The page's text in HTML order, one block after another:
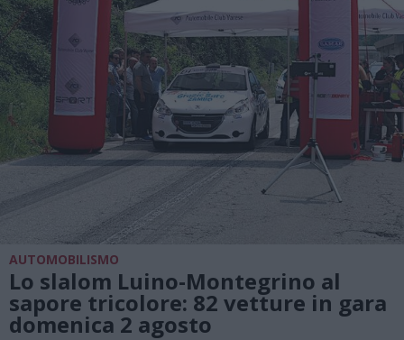
AUTOMOBILISMO
Lo slalom Luino-Montegrino al
sapore tricolore: 82 vetture in gara
domenica 2 agosto